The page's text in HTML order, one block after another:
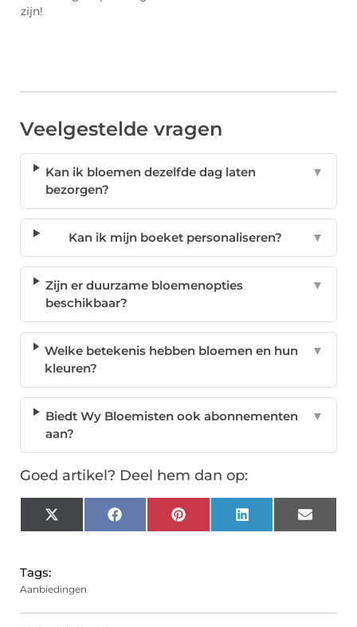
zijn!
Veelgestelde vragen
Kan ik bloemen dezelfde dag laten
bezorgen?
▼
Kan ik mijn boeket personaliseren? ▼
Zijn er duurzame bloemenopties
beschikbaar?
▼
Welke betekenis hebben bloemen en hun
kleuren?
▼
Biedt Wy Bloemisten ook abonnementen
aan?
▼
Goed artikel? Deel hem dan op:
X
(Twitter)
FacebookPinterest LinkedIn Email
Tags:
Aanbiedingen